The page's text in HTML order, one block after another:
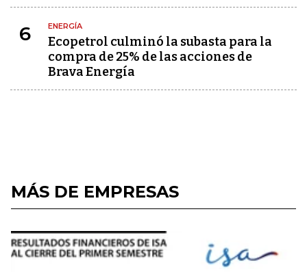
6 ENERGÍA
Ecopetrol culminó la subasta para la
compra de 25% de las acciones de
Brava Energía
MÁS DE EMPRESAS